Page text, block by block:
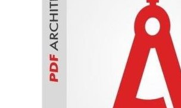
редактор
файлов